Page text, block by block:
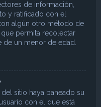
de información,
y ratificado con el
algún otro método de
permita recolectar
un menor de edad.
sitio haya baneado su
con el que está